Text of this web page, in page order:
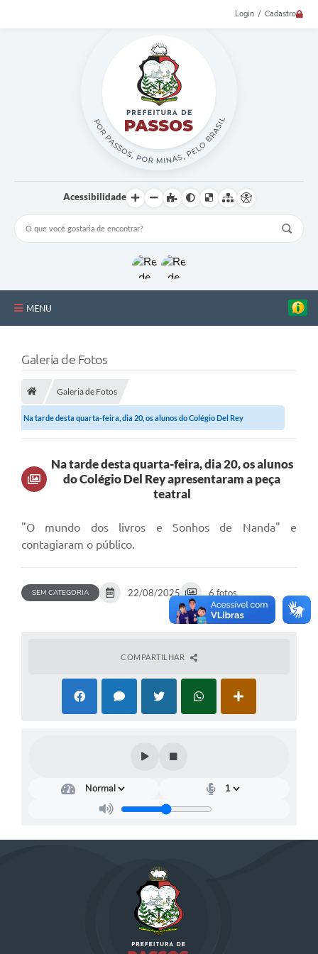
Login / Cadastro
Acessibilidade
MENU
Telefones Úteis
Estrutura Administrativa
Galeria de Vídeos
Galeria de Fotos
Galeria de Fotos
Na tarde desta quarta-feira, dia 20, os alunos do Colégio Del Rey
Na tarde desta quarta-feira, dia 20, os alunos
do Colégio Del Rey apresentaram a peça
teatral
"O mundo dos livros e Sonhos de Nanda" e
contagiaram o público.
SEM CATEGORIA 22/08/2025 6 fotos
COMPARTILHAR